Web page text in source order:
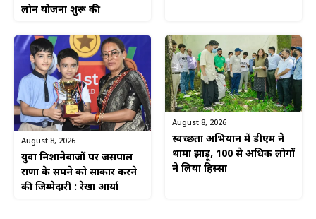
लोन योजना शुरू की
August 8, 2026
युवा निशानेबाजों पर जसपाल
राणा के सपने को साकार करने
की जिम्मेदारी : रेखा आर्या
August 8, 2026
स्वच्छता अभियान में डीएम ने
थामा झाड़ू, 100 से अधिक लोगों
ने लिया हिस्सा